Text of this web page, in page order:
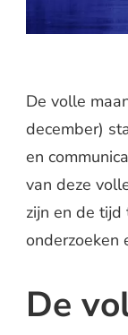
De volle
december)
en
van deze
zijn en de tijd
onderzoeken
De